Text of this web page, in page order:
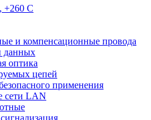
+260 С
и компенсационные провода
данных
оптика
цепей
применения
сети LAN